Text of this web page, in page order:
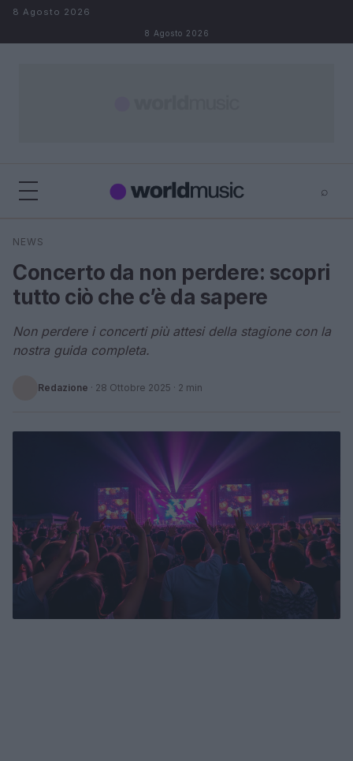
Salta al contenuto
8 Agosto 2026
8 Agosto 2026
⌕
Cerca
NEWS
Concerto da non perdere: scopri
tutto ciò che c’è da sapere
Non perdere i concerti più attesi della stagione con la
nostra guida completa.
Redazione · 28 Ottobre 2025 · 2 min